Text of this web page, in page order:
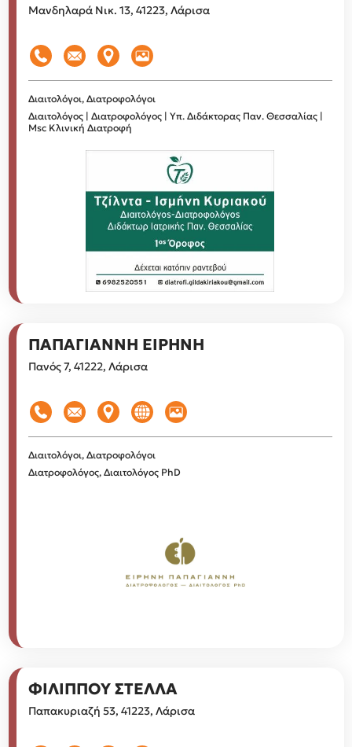
Μανδηλαρά Νικ. 13, 41223, Λάρισα
Διαιτολόγοι, Διατροφολόγοι
Διαιτολόγος | Διατροφολόγος | Υπ. Διδάκτορας Παν. Θεσσαλίας |
Msc Κλινική Διατροφή
ΠΑΠΑΓΙΑΝΝΗ ΕΙΡΗΝΗ
Πανός 7, 41222, Λάρισα
Διαιτολόγοι, Διατροφολόγοι
Διατροφολόγος, Διαιτολόγος PhD
ΦΙΛΙΠΠΟΥ ΣΤΕΛΛΑ
Παπακυριαζή 53, 41223, Λάρισα